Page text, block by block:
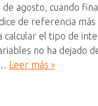
de agosto, cuando
de referencia más
calcular el tipo de
no ha dejado
Leer más »